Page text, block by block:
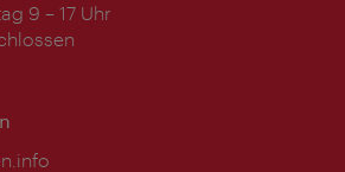
9 – 17 Uhr